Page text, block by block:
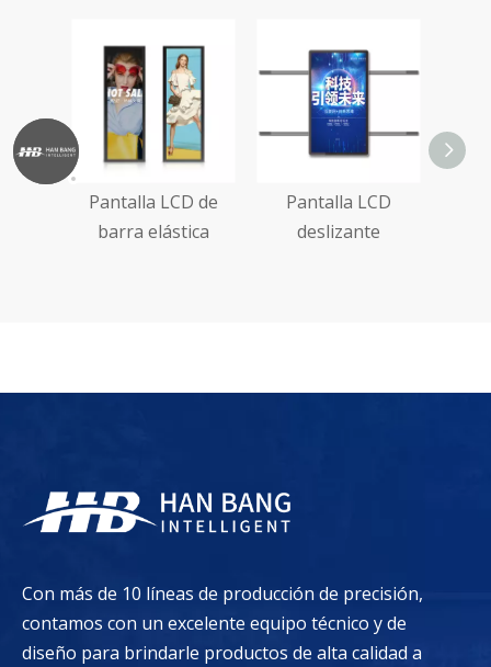
Pantalla LCD de
barra elástica
Pantalla LCD
deslizante
Con más de 10 líneas de producción de precisión,
contamos con un excelente equipo técnico y de
diseño para brindarle productos de alta calidad a